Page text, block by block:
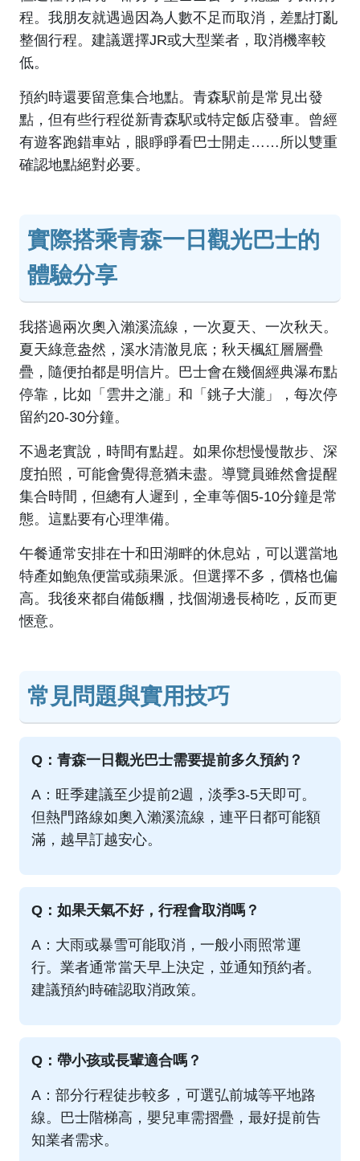
程。我朋友就遇過因為人數不足而取消，差點打亂
整個行程。建議選擇JR或大型業者，取消機率較
低。
預約時還要留意集合地點。青森駅前是常見出發
點，但有些行程從新青森駅或特定飯店發車。曾經
有遊客跑錯車站，眼睜睜看巴士開走……所以雙重
確認地點絕對必要。
實際搭乘青森一日觀光巴士的
體驗分享
我搭過兩次奧入瀨溪流線，一次夏天、一次秋天。
夏天綠意盎然，溪水清澈見底；秋天楓紅層層疊
疊，隨便拍都是明信片。巴士會在幾個經典瀑布點
停靠，比如「雲井之瀧」和「銚子大瀧」，每次停
留約20-30分鐘。
不過老實說，時間有點趕。如果你想慢慢散步、深
度拍照，可能會覺得意猶未盡。導覽員雖然會提醒
集合時間，但總有人遲到，全車等個5-10分鐘是常
態。這點要有心理準備。
午餐通常安排在十和田湖畔的休息站，可以選當地
特產如鮑魚便當或蘋果派。但選擇不多，價格也偏
高。我後來都自備飯糰，找個湖邊長椅吃，反而更
愜意。
常見問題與實用技巧
Q：青森一日觀光巴士需要提前多久預約？
A：旺季建議至少提前2週，淡季3-5天即可。
但熱門路線如奧入瀨溪流線，連平日都可能額
滿，越早訂越安心。
Q：如果天氣不好，行程會取消嗎？
A：大雨或暴雪可能取消，一般小雨照常運
行。業者通常當天早上決定，並通知預約者。
建議預約時確認取消政策。
Q：帶小孩或長輩適合嗎？
A：部分行程徒步較多，可選弘前城等平地路
線。巴士階梯高，嬰兒車需摺疊，最好提前告
知業者需求。